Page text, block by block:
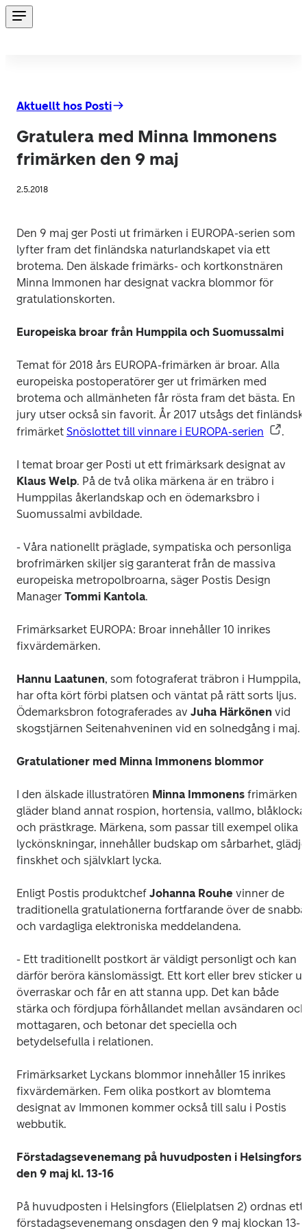
Aktuellt hos Posti
Gratulera med Minna Immonens
frimärken den 9 maj
2.5.2018
Den 9 maj ger Posti ut frimärken i EUROPA-serien som
lyfter fram det finländska naturlandskapet via ett
brotema. Den älskade frimärks- och kortkonstnären
Minna Immonen har designat vackra blommor för
gratulationskorten.
Europeiska broar från Humppila och Suomussalmi
Temat för 2018 års EUROPA-frimärken är broar. Alla
europeiska postoperatörer ger ut frimärken med
brotema och allmänheten får rösta fram det bästa. En
jury utser också sin favorit. År 2017 utsågs det
frimärket Snöslottet till vinnare i EUROPA-serien .
Klaus Welp. På de två olika märkena är en träbro i
Humppilas åkerlandskap och en ödemarksbro i
Suomussalmi avbildade.
- Våra nationellt präglade, sympatiska och personliga
brofrimärken skiljer sig garanterat från de massiva
europeiska metropolbroarna, säger Postis Design
Manager Tommi Kantola.
Frimärksarket EUROPA: Broar innehåller 10 inrikes
fixvärdemärken.
Hannu Laatunen, som fotograferat träbron i Humppila,
har ofta kört förbi platsen och väntat på rätt sorts ljus.
Ödemarksbron fotograferades av Juha Härkönen vid
skogstjärnen Seitenahveninen vid en solnedgång i maj.
Gratulationer med Minna Immonens blommor
I den älskade illustratören Minna Immonens frimärken
gläder bland annat rospion, hortensia, vallmo, blåklocka
och prästkrage. Märkena, som passar till exempel olika
lyckönskningar, innehåller budskap om sårbarhet,
finskhet och självklart lycka.
Enligt Postis produktchef Johanna Rouhe vinner de
traditionella gratulationerna fortfarande över de snabba
och vardagliga elektroniska meddelandena.
- Ett traditionellt postkort är väldigt personligt och kan
därför beröra känslomässigt. Ett kort eller brev sticker
överraskar och får en att stanna upp. Det kan både
stärka och fördjupa förhållandet mellan avsändaren och
mottagaren, och betonar det speciella och
betydelsefulla i relationen.
Frimärksarket Lyckans blommor innehåller 15 inrikes
fixvärdemärken. Fem olika postkort av blomtema
designat av Immonen kommer också till salu i Postis
webbutik.
Förstadagsevenemang på huvudposten i Helsingfors
den 9 maj kl. 13-16
På huvudposten i Helsingfors (Elielplatsen 2) ordnas ett
förstadagsevenemang onsdagen den 9 maj klockan 13-